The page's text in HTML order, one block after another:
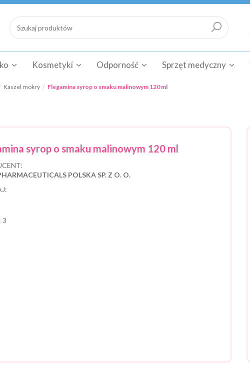
Kosmetyki Odporność Sprzęt medyczny
Kaszel mokry Flegamina syrop o smaku malinowym 120 ml
syrop o smaku malinowym 120 ml
POLSKA SP. Z O. O.
3